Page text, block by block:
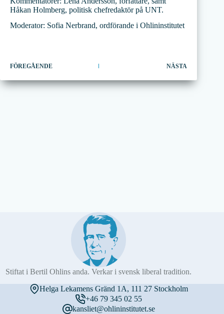
Håkan Holmberg, politisk chefredaktör på UNT.
Moderator: Sofia Nerbrand, ordförande i Ohlininstitutet
FÖREGÅENDE NÄSTA
Stiftat i Bertil Ohlins anda. Verkar i svensk liberal tradition.
Helga Lekamens Gränd 1A, 111 27 Stockholm
+46 79 345 02 55
kansliet@ohlininstitutet.se